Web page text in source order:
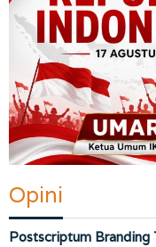
Opini
Postscriptum